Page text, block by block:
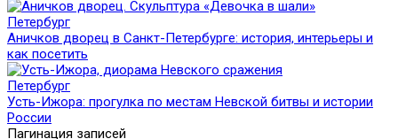
Петербург
Аничков дворец в Санкт-Петербурге: история, интерьеры и
как посетить
Петербург
Усть-Ижора: прогулка по местам Невской битвы и истории
России
Пагинация записей